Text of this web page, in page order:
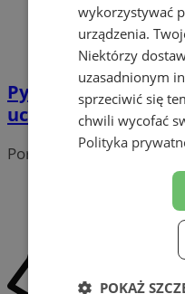
Pyskowice
uchwalonym
Portal należy do sieci
wykorzystywać
urządzenia.
Niektórzy
uzasadnionym
sprzeciwić się
chwili wycofać
Polityka
POKAŻ